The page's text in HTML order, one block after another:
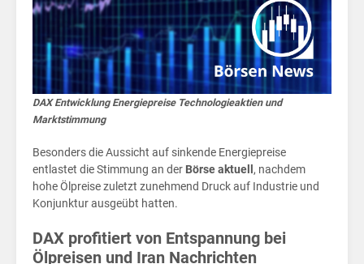
im
DAX Entwicklung Energiepreise Technologieaktien und
Marktstimmung
Besonders die Aussicht auf sinkende Energiepreise
entlastet die Stimmung an der Börse aktuell , nachdem
hohe Ölpreise zuletzt zunehmend Druck auf Industrie und
Konjunktur ausgeübt hatten.
DAX profitiert von Entspannung bei
Ölpreisen und Iran Nachrichten